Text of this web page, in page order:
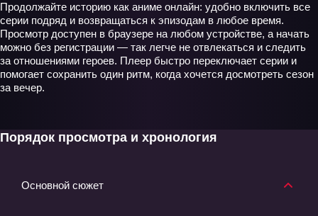
Продолжайте историю как аниме онлайн: удобно включить все
серии подряд и возвращаться к эпизодам в любое время.
Просмотр доступен в браузере на любом устройстве, а начать
можно без регистрации — так легче не отвлекаться и следить
за отношениями героев. Плеер быстро переключает серии и
помогает сохранить один ритм, когда хочется досмотреть сезон
за вечер.
Порядок просмотра и хронология
Основной сюжет